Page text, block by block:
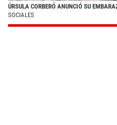
ÚRSULA CORBERÓ ANUNCIÓ SU
SOCIALES